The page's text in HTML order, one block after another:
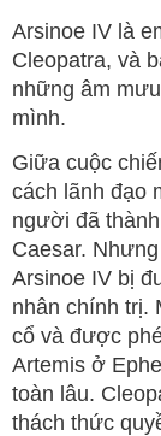
Arsinoe IV là
Cleopatra, và
những âm
mình.
Giữa cuộc
cách lãnh đạo
người đã
Caesar.
Arsinoe IV bị
nhân chính trị.
cổ và được
Artemis ở
toàn lâu.
thách thức